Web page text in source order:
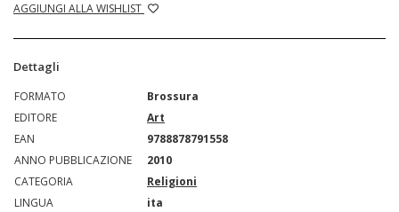
AGGIUNGI ALLA WISHLIST
Dettagli
FORMATO
Brossura
EDITORE
Art
EAN
9788878791558
ANNO PUBBLICAZIONE
2010
CATEGORIA
Religioni
LINGUA
ita